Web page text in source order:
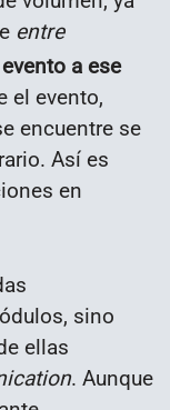
entre
a ese
el evento,
encuentre se
Así es
en
sino
ellas
. Aunque